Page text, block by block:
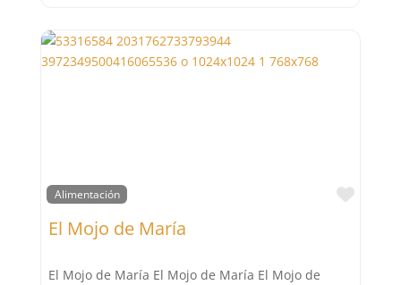
Alimentación
El Mojo de María
El Mojo de María El Mojo de María El Mojo de